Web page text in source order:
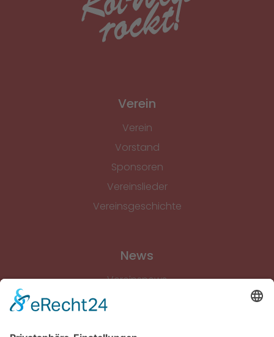
Verein
Verein
Vorstand
Sponsoren
Vereinslieder
Vereinsgeschichte
News
Vereinsnews